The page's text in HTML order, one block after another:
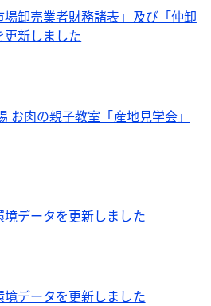
場卸売業者財務諸表」及び「仲卸
新しました
お肉の親子教室「産地見学会」
データを更新しました
データを更新しました